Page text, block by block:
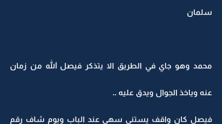
سلمان
محمد وهو جاي في الطريق الا يتذكر فيصل الله من زمان
عنه وياخذ الجوال ويدق عليه ..
فيصل كان واقف يستنى سهى عند الباب ويوم شاف رقم